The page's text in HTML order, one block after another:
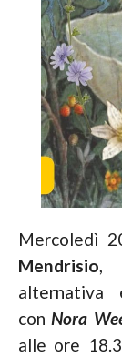
Mercoledì
Mendrisio,
con Nora
alle ore